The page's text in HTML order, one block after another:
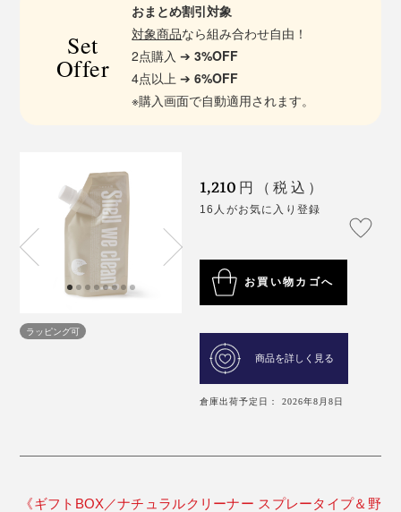
Set
Offer
おまとめ割引対象
対象商品なら組み合わせ自由！
2点購入 ➔3%OFF
4点以上 ➔6%OFF
※購入画面で自動適用されます。
ラッピング可
1,210 円（税込）
16人がお気に入り登録
お買い物カゴへ
商品を詳しく見る
倉庫出荷予定日： 2026年8月8日
《ギフトBOX／ナチュラルクリーナー スプレータイプ＆野